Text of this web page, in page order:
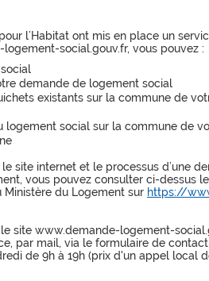
l’Habitat ont mis en place un
social.gouv.fr, vous pouvez :
demande de logement social
existants sur la commune de
logement social sur la commune de
site internet et le processus d’une
vous pouvez consulter ci-dessus
du Logement sur https://
site www.demande-logement-
par mail, via le formulaire de
de 9h à 19h (prix d'un appel local